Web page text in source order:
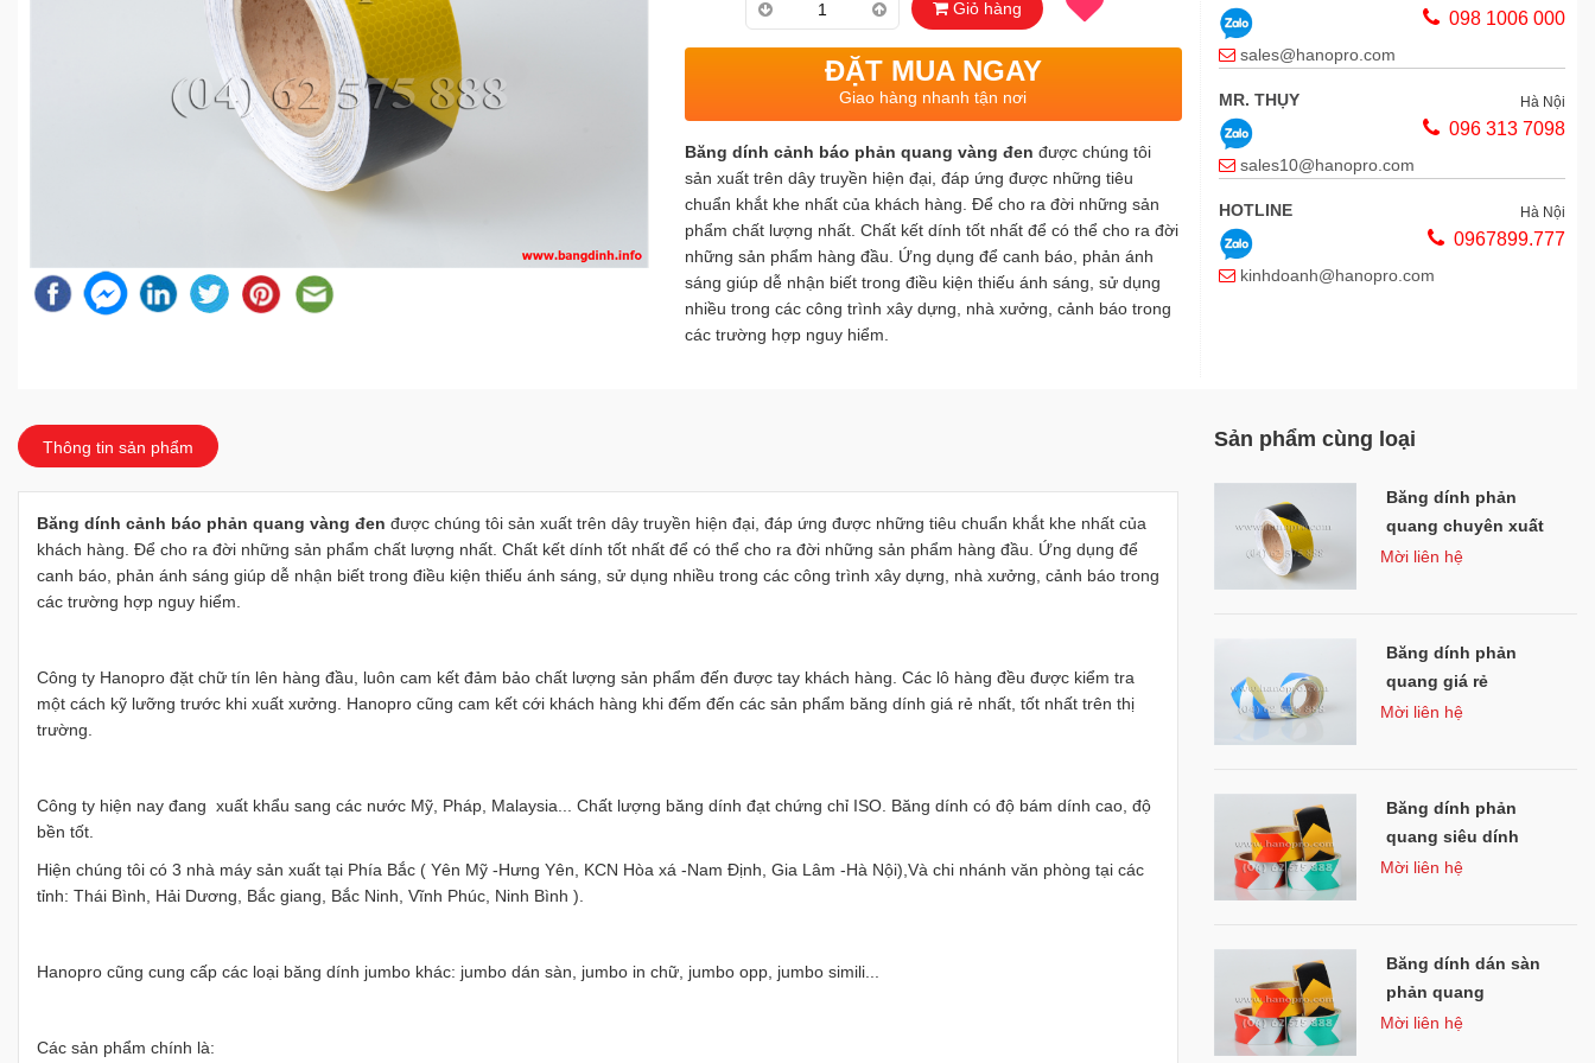
Giỏ hàng
ĐẶT MUA NGAY
Giao hàng nhanh tận nơi
Băng dính cảnh báo phản quang vàng đen được chúng tôi
sản xuất trên dây truyền hiện đại, đáp ứng được những tiêu
chuẩn khắt khe nhất của khách hàng. Để cho ra đời những sản
phẩm chất lượng nhất. Chất kết dính tốt nhất để có thể cho ra đời
những sản phẩm hàng đầu. Ứng dụng để canh báo, phản ánh
sáng giúp dễ nhận biết trong điều kiện thiếu ánh sáng, sử dụng
nhiều trong các công trình xây dựng, nhà xưởng, cảnh báo trong
các trường hợp nguy hiểm.
098 1006 000
sales@hanopro.com
MR. THỤY Hà Nội
096 313 7098
sales10@hanopro.com
HOTLINE Hà Nội
0967899.777
kinhdoanh@hanopro.com
MS VÂN ANH
chamsockhachhang@hanopro.com
HOTLINE
0902 167 333
Hải Dương
0967 899 777
chamsockhachhang@hanopro.com
Thông tin sản phẩm
Băng dính cảnh báo phản quang vàng đen được chúng tôi sản xuất trên dây truyền hiện đại, đáp ứng được những tiêu chuẩn khắt khe nhất của
khách hàng. Để cho ra đời những sản phẩm chất lượng nhất. Chất kết dính tốt nhất để có thể cho ra đời những sản phẩm hàng đầu. Ứng dụng để
canh báo, phản ánh sáng giúp dễ nhận biết trong điều kiện thiếu ánh sáng, sử dụng nhiều trong các công trình xây dựng, nhà xưởng, cảnh báo trong
các trường hợp nguy hiểm.
Công ty Hanopro đặt chữ tín lên hàng đầu, luôn cam kết đảm bảo chất lượng sản phẩm đến được tay khách hàng. Các lô hàng đều được kiểm tra
một cách kỹ lưỡng trước khi xuất xưởng. Hanopro cũng cam kết cới khách hàng khi đếm đến các sản phẩm băng dính giá rẻ nhất, tốt nhất trên thị
trường.
Công ty hiện nay đang xuất khẩu sang các nước Mỹ, Pháp, Malaysia... Chất lượng băng dính đạt chứng chỉ ISO. Băng dính có độ bám dính cao, độ
bền tốt.
Hiện chúng tôi có 3 nhà máy sản xuất tại Phía Bắc ( Yên Mỹ -Hưng Yên, KCN Hòa xá -Nam Định, Gia Lâm -Hà Nội),Và chi nhánh văn phòng tại các
tỉnh: Thái Bình, Hải Dương, Bắc giang, Bắc Ninh, Vĩnh Phúc, Ninh Bình ).
Hanopro cũng cung cấp các loại băng dính jumbo khác: jumbo dán sàn, jumbo in chữ, jumbo opp, jumbo simili...
Các sản phẩm chính là:
Sản phẩm cùng loại
Băng dính phản
quang chuyên xuất
khẩu
Mời liên hệ
Băng dính phản
quang giá rẻ
Mời liên hệ
Băng dính phản
quang siêu dính
Mời liên hệ
Băng dính dán sàn
phản quang
Mời liên hệ